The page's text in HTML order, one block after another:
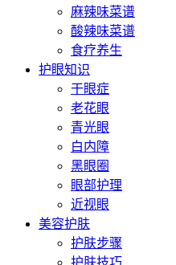
麻辣味菜谱
酸辣味菜谱
食疗养生
护眼知识
干眼症
老花眼
青光眼
白内障
黑眼圈
眼部护理
近视眼
美容护肤
护肤步骤
护肤技巧